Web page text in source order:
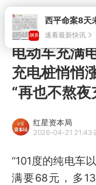
速看最新快讯
电动车充满
充电桩悄悄
“再也不熬夜
红星资本局
2026-04-21 21:43
“101度的纯电车
满要68元，多